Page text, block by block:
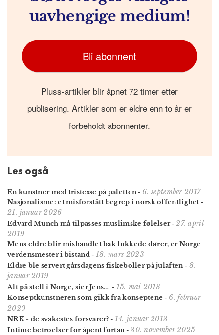
uavhengige medium!
Bli abonnent
Pluss-artikler blir åpnet 72 timer etter
publisering. Artikler som er eldre enn to år er
forbeholdt abonnenter.
Les også
En kunstner med tristesse på paletten- 6. september 2017
Nasjonalisme: et misforstått begrep i norsk offentlighet -
21. januar 2026
Edvard Munch må tilpasses muslimske følelser-27. april
2019
Mens eldre blir mishandlet bak lukkede dører, er Norge
verdensmester i bistand- 18. mars 2023
Eldre ble servert gårsdagens fiskeboller på julaften- 8.
januar 2019
Alt på stell i Norge, sier Jens… - 15. mai 2013
Konseptkunstneren som gikk fra konseptene - 6. februar
2020
NRK - de svakestes forsvarer? - 14. januar 2013
Intime betroelser for åpent fortau -30. november 2025